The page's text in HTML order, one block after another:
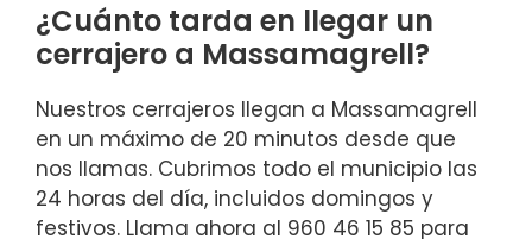
¿Cuánto tarda en llegar un
cerrajero a Massamagrell?
Nuestros cerrajeros llegan a Massamagrell
en un máximo de 20 minutos desde que
nos llamas. Cubrimos todo el municipio las
24 horas del día, incluidos domingos y
festivos. Llama ahora al 960 46 15 85 para